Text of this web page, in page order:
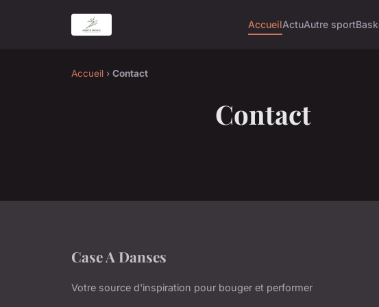
AccueilActuAutre sport
Accueil › Contact
Contact
Case A Danses
Votre source d'inspiration pour bouger et performer